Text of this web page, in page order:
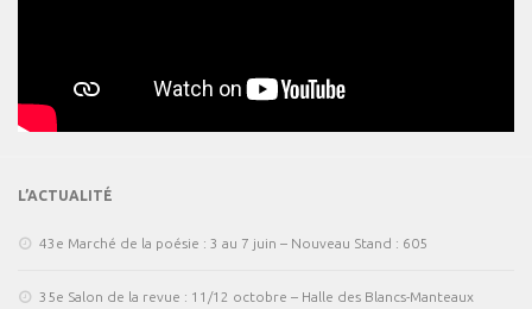
L’ACTUALITÉ
43e Marché de la poésie : 3 au 7 juin – Nouveau Stand : 605
35e Salon de la revue : 11/12 octobre – Halle des Blancs-Manteaux